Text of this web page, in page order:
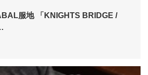
服地 「KNIGHTS BRIDGE /